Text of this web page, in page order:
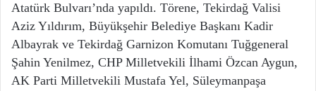
Atatürk Bulvarı’nda yapıldı. Törene, Tekirdağ Valisi
Aziz Yıldırım, Büyükşehir Belediye Başkanı Kadir
Albayrak ve Tekirdağ Garnizon Komutanı Tuğgeneral
Şahin Yenilmez, CHP Milletvekili İlhami Özcan Aygun,
AK Parti Milletvekili Mustafa Yel, Süleymanpaşa